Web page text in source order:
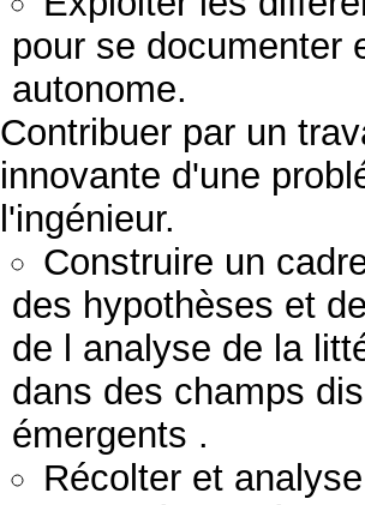
pour se documenter
autonome.
Contribuer par un
innovante d'une
l'ingénieur.
Construire un
des hypothèses et
de l analyse de la
dans des champs
émergents .
Récolter et